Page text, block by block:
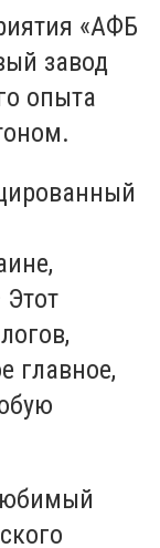
«АФБ
завод
опыта
главное,